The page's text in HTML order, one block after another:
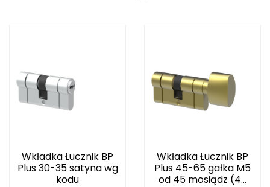
Wkładka Łucznik BP
Plus 30-35 satyna wg
kodu
Wkładka Łucznik BP
Plus 45-65 gałka M5
od 45 mosiądz (4...